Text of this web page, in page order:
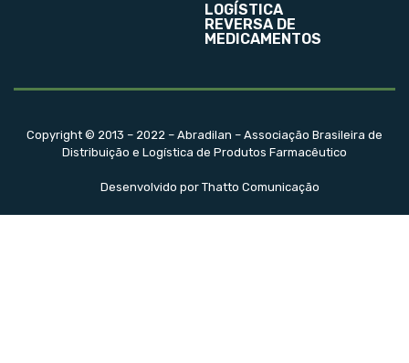
LOGÍSTICA
REVERSA DE
MEDICAMENTOS
Copyright © 2013 – 2022 – Abradilan – Associação Brasileira de
Distribuição e Logística de Produtos Farmacêutico
Desenvolvido por Thatto Comunicação